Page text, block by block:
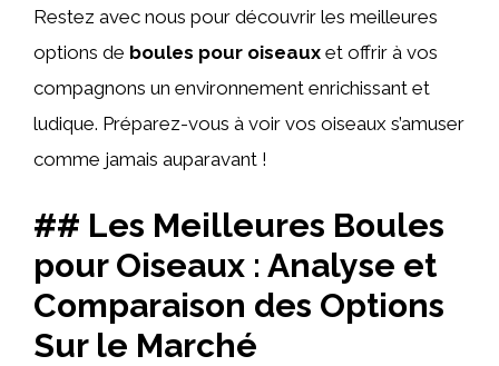
Restez avec nous pour découvrir les meilleures
options de boules pour oiseaux et offrir à vos
compagnons un environnement enrichissant et
ludique. Préparez-vous à voir vos oiseaux s’amuser
comme jamais auparavant !
## Les Meilleures Boules
pour Oiseaux : Analyse et
Comparaison des Options
Sur le Marché